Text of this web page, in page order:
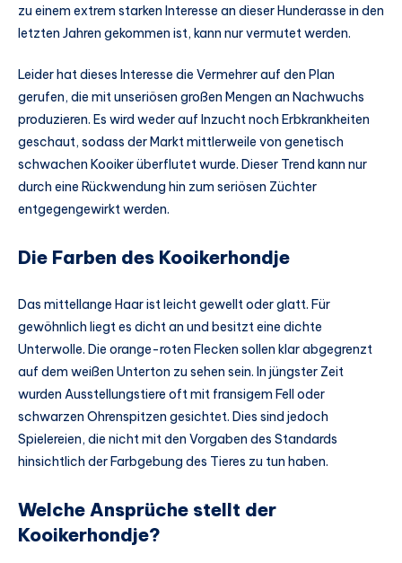
zu einem extrem starken Interesse an dieser Hunderasse in den
letzten Jahren gekommen ist, kann nur vermutet werden.
Leider hat dieses Interesse die Vermehrer auf den Plan
gerufen, die mit unseriösen großen Mengen an Nachwuchs
produzieren. Es wird weder auf Inzucht noch Erbkrankheiten
geschaut, sodass der Markt mittlerweile von genetisch
schwachen Kooiker überflutet wurde. Dieser Trend kann nur
durch eine Rückwendung hin zum seriösen Züchter
entgegengewirkt werden.
Die Farben des Kooikerhondje
Das mittellange Haar ist leicht gewellt oder glatt. Für
gewöhnlich liegt es dicht an und besitzt eine dichte
Unterwolle. Die orange-roten Flecken sollen klar abgegrenzt
auf dem weißen Unterton zu sehen sein. In jüngster Zeit
wurden Ausstellungstiere oft mit fransigem Fell oder
schwarzen Ohrenspitzen gesichtet. Dies sind jedoch
Spielereien, die nicht mit den Vorgaben des Standards
hinsichtlich der Farbgebung des Tieres zu tun haben.
Welche Ansprüche stellt der
Kooikerhondje?